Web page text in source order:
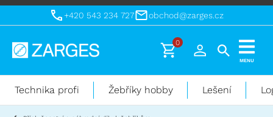
+420 543 234 727 obchod@zarges.cz
Technika
práci
0
MENU
Technika profi Žebříky hobby Lešení